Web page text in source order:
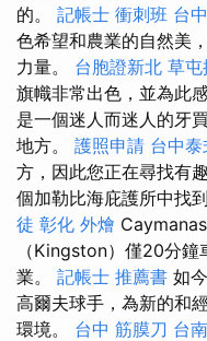
的。 記帳士 衝刺班 台
色希望和農業的自然美
力量。 台胞證新北 草屯
旗幟非常出色，並為此
是一個迷人而迷人的牙
地方。 護照申請 台中
方，因此您正在尋找有
個加勒比海庇護所中找
徒 彰化 外燴
（Kingston）僅20分
業。 記帳士 推薦書 如
高爾夫球手，為新的和
環境。 台中 筋膜刀 台